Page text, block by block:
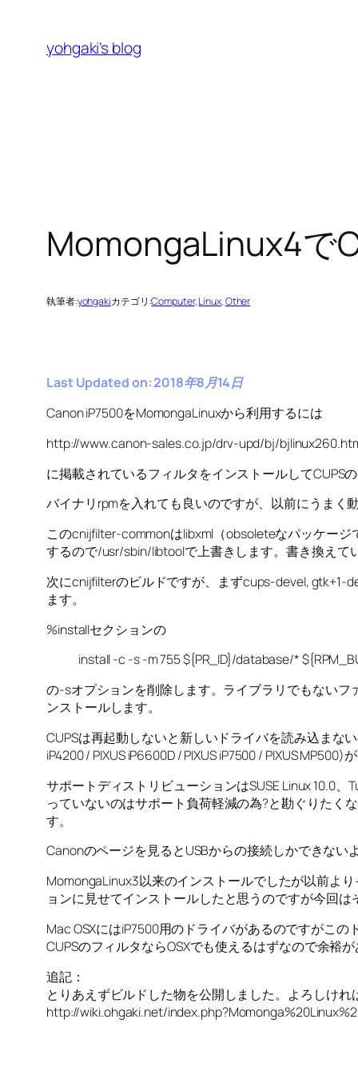
yohgaki's blog
MomongaLinux4で
執筆者:yohgakiカテゴリ:Computer, Linux, Other
Last Updated on: 2018年8月14日
Canon iP7500をMomongaLinuxから利用するには
http://www.canon-sales.co.jp/drv-upd/bj/
に掲載されているフィルタをインストールしてCUPS
バイナリrpmを入れても良いのですが、以前にうまく
このcnijfilter-commonはlibxml（obsoleteなパッケー
するので/usr/sbin/libtoolで上書きします。書き換えて
次にcnijfilterのビルドですが、まずcups-devel, gtk+1-
ます。
%installセクションの
install -c -s -m 755 ${PR_ID}/database/*
の-sオプションを削除します。ライブラリでもない
ンストールします。
CUPSは再起動しないと新しいドライバを読み込まな
iP4200 / PIXUS iP6600D / PIXUS iP7500 / PIXUS
サポートディストリビューションはSUSE Linux 10.0
っていないのはサポート負荷軽減の為?と勘ぐりたく
す。
Canonのページを見るとUSBからの接続しかできな
MomongaLinux3以来のインストールでしたが以前よ
ョンに見せてインストールしたと思うのですが今回
Mac OSXにはiP7500用のドライバがあるのですがこ
CUPSのフィルタならOSXでも使えるはずなので余裕
追記：
とりあえずビルドした物を公開しました。よろしけれ
http://wiki.ohgaki.net/